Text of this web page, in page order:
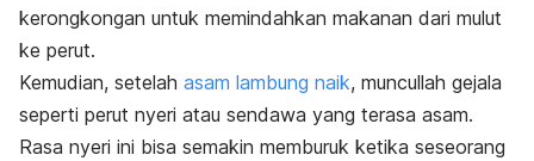
kerongkongan untuk memindahkan makanan dari mulut
ke perut.
Kemudian, setelah asam lambung naik, muncullah gejala
seperti perut nyeri atau sendawa yang terasa asam.
Rasa nyeri ini bisa semakin memburuk ketika seseorang